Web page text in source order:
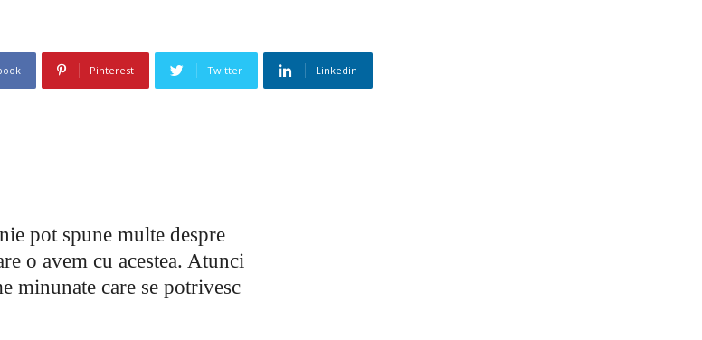
Pinterest Twitter Linkedin
pot spune multe despre
o avem cu acestea. Atunci
minunate care se potrivesc